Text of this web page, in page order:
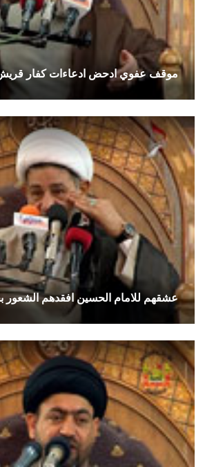
موقف عفوي ادحض ادعاءات كفار
عشقهم للامام الحسين افقدهم الشعور